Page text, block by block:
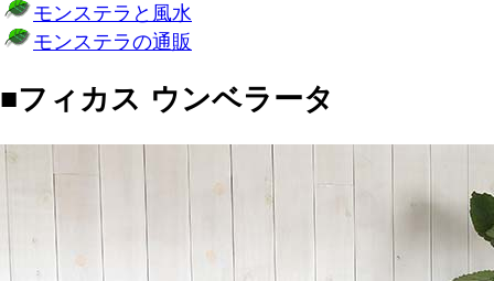
モンステラと風水
モンステラの通販
■フィカス ウンベラータ